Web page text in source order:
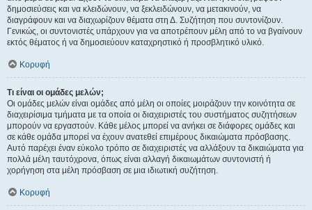
δημοσιεύσεις και να κλειδώνουν, να ξεκλειδώνουν, να μετακινούν, να
διαγράφουν και να διαχωρίζουν θέματα στη Δ. Συζήτηση που συντονίζουν.
Γενικώς, οι συντονιστές υπάρχουν για να αποτρέπουν μέλη από το να βγαίνουν
εκτός θέματος ή να δημοσιεύουν καταχρηστικό ή προσβλητικό υλικό.
Κορυφή
Τι είναι οι ομάδες μελών;
Οι ομάδες μελών είναι ομάδες από μέλη οι οποίες μοιράζουν την κοινότητα σε
διαχειρίσιμα τμήματα με τα οποία οι διαχειριστές του συστήματος συζητήσεων
μπορούν να εργαστούν. Κάθε μέλος μπορεί να ανήκει σε διάφορες ομάδες και
σε κάθε ομάδα μπορεί να έχουν ανατεθεί επιμέρους δικαιώματα πρόσβασης.
Αυτό παρέχει έναν εύκολο τρόπο σε διαχειριστές να αλλάξουν τα δικαιώματα για
πολλά μέλη ταυτόχρονα, όπως είναι αλλαγή δικαιωμάτων συντονιστή ή
χορήγηση στα μέλη πρόσβαση σε μια ιδιωτική συζήτηση.
Κορυφή